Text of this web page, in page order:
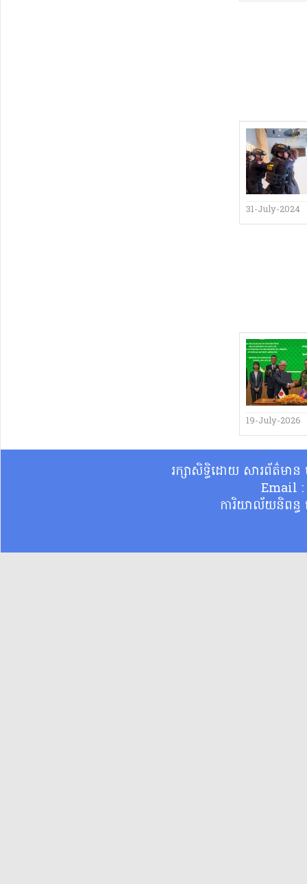
31-July-2024
19-July-2026
រក្សាសិទ្ធិដោយ សារព័ត៌មា
Email
ការិយាល័យនិពន្ធ